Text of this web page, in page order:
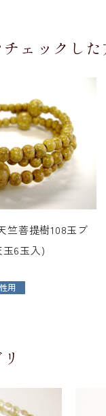
ェックし
竺菩提樹108玉ブ
玉6玉入)
用